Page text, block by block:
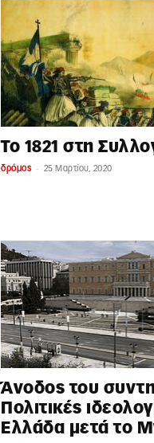
Το 1821 στη
δρόμος - 25 Μαρτίου, 2020
Άνοδος του
Πολιτικές
Ελλάδα μετά το